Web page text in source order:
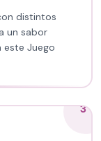
distintos
un sabor
este Juego
3